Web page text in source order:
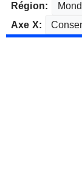
Région:
Axe X: